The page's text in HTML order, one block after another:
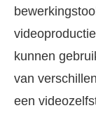
kunnen
van
een